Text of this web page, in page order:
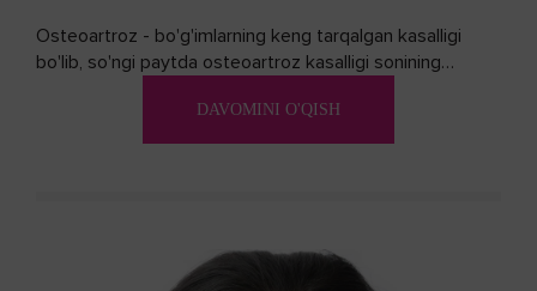
Osteoartroz - bo'g'imlarning keng tarqalgan kasalligi
bo'lib, so'ngi paytda osteoartroz kasalligi sonining
DAVOMINI O'QISH